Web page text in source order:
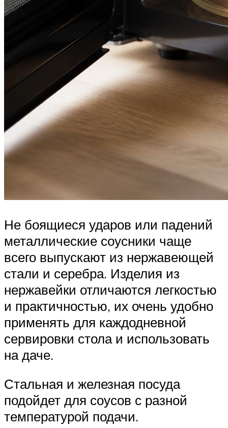
Не боящиеся ударов или падений
металлические соусники чаще
всего выпускают из нержавеющей
стали и серебра. Изделия из
нержавейки отличаются легкостью
и практичностью, их очень удобно
применять для каждодневной
сервировки стола и использовать
на даче.
Стальная и железная посуда
подойдет для соусов с разной
температурой подачи.